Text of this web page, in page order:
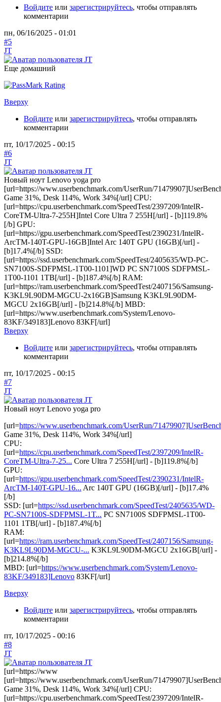
Войдите или зарегистрируйтесь, чтобы отправлять
комментарии
пн, 06/16/2025 - 01:01
#5
JT
Еще домашний
Вверху
Войдите или зарегистрируйтесь, чтобы отправлять
комментарии
пт, 10/17/2025 - 00:15
#6
JT
Новый ноут Lenovo yoga pro
[url=https://www.userbenchmark.com/UserRun/
Game 31%, Desk 114%, Work 34%[/url] CPU:
[url=https://cpu.userbenchmark.com/SpeedTest/2397209/IntelR-
CoreTM-Ultra-7-255H]Intel Core Ultra 7 255H[/url] - [b]119.8%
[/b] GPU:
[url=https://gpu.userbenchmark.com/SpeedTest/2390231/IntelR-
ArcTM-140T-GPU-16GB]Intel Arc 140T GPU (16GB)[/url] -
[b]17.4%[/b] SSD:
[url=https://ssd.userbenchmark.com/SpeedTest/2405635/WD-PC-
SN7100S-SDFPMSL-1T00-1101]WD PC SN7100S SDFPMSL-
1T00-1101 1TB[/url] - [b]187.4%[/b] RAM:
[url=https://ram.userbenchmark.com/SpeedTest/2407156/Samsung-
K3KL9L90DM-MGCU-2x16GB]Samsung K3KL9L90DM-
MGCU 2x16GB[/url] - [b]214.8%[/b] MBD:
[url=https://www.userbenchmark.com/System/Lenovo-
83KF/349183]Lenovo 83KF[/url]
Вверху
Войдите или зарегистрируйтесь, чтобы отправлять
комментарии
пт, 10/17/2025 - 00:15
#7
JT
Новый ноут Lenovo yoga pro
[url=https://www.userbenchmark.com/UserRun/
Game 31%, Desk 114%, Work 34%[/url]
CPU:
[url=https://cpu.userbenchmark.com/SpeedTest/2397209/IntelR-
CoreTM-Ultra-7-25... Core Ultra 7 255H[/url] - [b]119.8%[/b]
GPU:
[url=https://gpu.userbenchmark.com/SpeedTest/2390231/IntelR-
ArcTM-140T-GPU-16... Arc 140T GPU (16GB)[/url] - [b]17.4%
[/b]
SSD: [url=https://ssd.userbenchmark.com/SpeedTest/2405635/WD-
PC-SN7100S-SDFPMSL-1T... PC SN7100S SDFPMSL-1T00-
1101 1TB[/url] - [b]187.4%[/b]
RAM:
[url=https://ram.userbenchmark.com/SpeedTest/2407156/Samsung-
K3KL9L90DM-MGCU-... K3KL9L90DM-MGCU 2x16GB[/url] -
[b]214.8%[/b]
MBD: [url=https://www.userbenchmark.com/System/Lenovo-
83KF/349183]Lenovo 83KF[/url]
Вверху
Войдите или зарегистрируйтесь, чтобы отправлять
комментарии
пт, 10/17/2025 - 00:16
#8
JT
[url=https://www
[url=https://www.userbenchmark.com/UserRun/
Game 31%, Desk 114%, Work 34%[/url] CPU:
[url=https://cpu.userbenchmark.com/SpeedTest/2397209/IntelR-